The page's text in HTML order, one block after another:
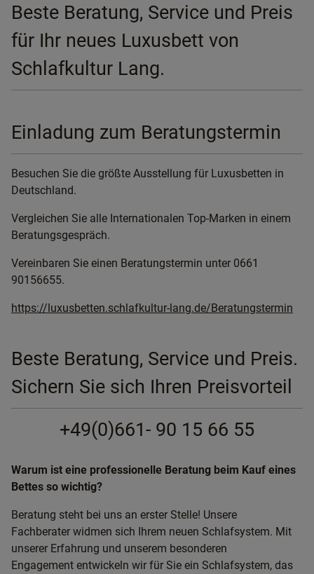
Beste Beratung, Service und Preis
für Ihr neues Luxusbett von
Schlafkultur Lang.
Einladung zum Beratungstermin
Besuchen Sie die größte Ausstellung für Luxusbetten in
Deutschland.
Vergleichen Sie alle Internationalen Top-Marken in einem
Beratungsgespräch.
Vereinbaren Sie einen Beratungstermin unter 0661
90156655.
https://luxusbetten.schlafkultur-lang.de/Beratungstermin
Beste Beratung, Service und Preis.
Sichern Sie sich Ihren Preisvorteil
+49(0)661- 90 15 66 55
Warum ist eine professionelle Beratung beim Kauf eines
Bettes so wichtig?
Beratung steht bei uns an erster Stelle! Unsere
Fachberater widmen sich Ihrem neuen Schlafsystem. Mit
unserer Erfahrung und unserem besonderen
Engagement entwickeln wir für Sie ein Schlafsystem, das